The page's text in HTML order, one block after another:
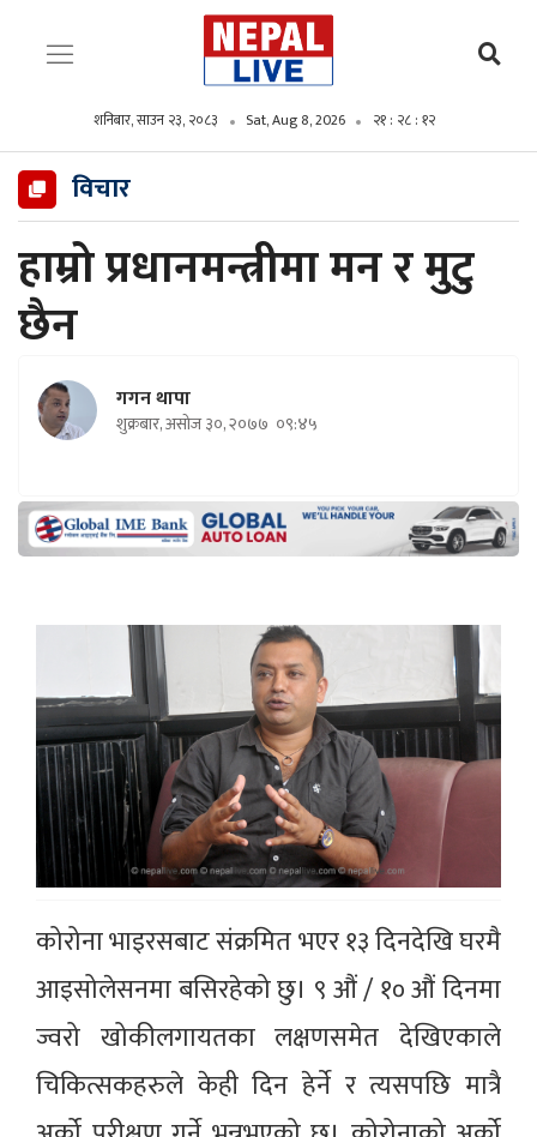
शनिबार, साउन २३, २०८३ Sat, Aug 8, 2026 २१ : २८ : १४
विचार
हाम्रो प्रधानमन्त्रीमा मन र मुटु
छैन
गगन थापा
शुक्रबार, असोज ३०, २०७७ ०९:४५
कोरोना भाइरसबाट संक्रमित भएर १३ दिनदेखि घरमै
आइसोलेसनमा बसिरहेको छु। ९ औं / १० औं दिनमा
ज्वरो खोकीलगायतका लक्षणसमेत देखिएकाले
चिकित्सकहरुले केही दिन हेर्ने र त्यसपछि मात्रै